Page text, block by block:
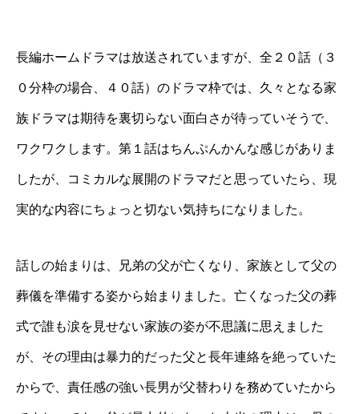
長編ホームドラマは放送されていますが、全２０話（３
０分枠の場合、４０話）のドラマ枠では、久々となる家
族ドラマは期待を裏切らない面白さが待っていそうで、
ワクワクします。第１話はちんぷんかんな感じがありま
したが、コミカルな展開のドラマだと思っていたら、現
実的な内容にちょっと切ない気持ちになりました。
話しの始まりは、兄弟の父が亡くなり、家族として父の
葬儀を準備する姿から始まりました。亡くなった父の葬
式で誰も涙を見せない家族の姿が不思議に思えました
が、その理由は暴力的だった父と長年連絡を絶っていた
からで、責任感の強い長男が父替わりを務めていたから